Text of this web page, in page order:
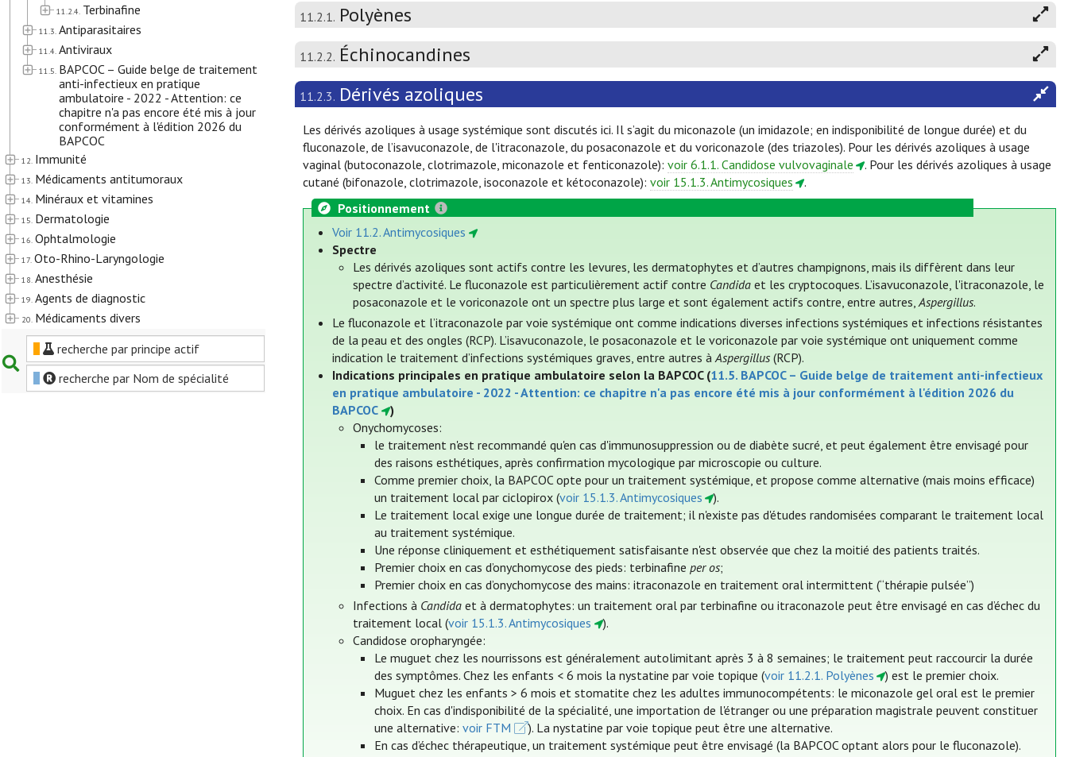
11.2.4. Terbinafine
11.3. Antiparasitaires
11.4. Antiviraux
11.5. BAPCOC – Guide belge de traitement
anti-infectieux en pratique
ambulatoire - 2022 - Attention: ce
chapitre n'a pas encore été mis à jour
conformément à l'édition 2026 du
BAPCOC
12. Immunité
13. Médicaments antitumoraux
14. Minéraux et vitamines
15. Dermatologie
16. Ophtalmologie
17. Oto-Rhino-Laryngologie
18. Anesthésie
19. Agents de diagnostic
20. Médicaments divers
recherche par principe actif
recherche par Nom de spécialité
11.2.1. Polyènes
11.2.2. Échinocandines
11.2.3. Dérivés azoliques
Les dérivés azoliques à usage systémique sont discutés ici. Il s’agit du miconazole (un imidazole; en indisponibilité de longue durée) et du
fluconazole, de l’isavuconazole, de l'itraconazole, du posaconazole et du voriconazole (des triazoles). Pour les dérivés azoliques à usage
vaginal (butoconazole, clotrimazole, miconazole et fenticonazole): voir 6.1.1. Candidose vulvovaginale
. Pour les dérivés azoliques à usage
cutané (bifonazole, clotrimazole, isoconazole et kétoconazole): voir 15.1.3. Antimycosiques
.
Positionnement
Voir 11.2. Antimycosiques
Spectre
Les dérivés azoliques sont actifs contre les levures, les dermatophytes et d’autres champignons, mais ils diffèrent dans leur
spectre d’activité. Le fluconazole est particulièrement actif contre Candida et les cryptocoques. L’isavuconazole, l'itraconazole, le
posaconazole et le voriconazole ont un spectre plus large et sont également actifs contre, entre autres,Aspergillus.
Le fluconazole et l’itraconazole par voie systémique ont comme indications diverses infections systémiques et infections résistantes
de la peau et des ongles (RCP). L’isavuconazole, le posaconazole et le voriconazole par voie systémique ont uniquement comme
indication le traitement d’infections systémiques graves, entre autres àAspergillus (RCP).
Indications principales en pratique ambulatoire selon la BAPCOC (11.5. BAPCOC – Guide belge de traitement anti-infectieux
en pratique ambulatoire - 2022 - Attention: ce chapitre n'a pas encore été mis à jour conformément à l'édition 2026 du
BAPCOC
)
Onychomycoses:
le traitement n'est recommandé qu'en cas d'immunosuppression ou de diabète sucré, et peut également être envisagé pour
des raisons esthétiques, après confirmation mycologique par microscopie ou culture.
Comme premier choix, la BAPCOC opte pour un traitement systémique, et propose comme alternative (mais moins efficace)
un traitement local par ciclopirox (voir 15.1.3. Antimycosiques
).
Le traitement local exige une longue durée de traitement; il n'existe pas d'études randomisées comparant le traitement local
au traitement systémique.
Une réponse cliniquement et esthétiquement satisfaisante n'est observée que chez la moitié des patients traités.
Premier choix en cas d’onychomycose des pieds: terbinafine per os;
Premier choix en cas d’onychomycose des mains: itraconazole en traitement oral intermittent (“thérapie pulsée”)
Infections à Candida et à dermatophytes: un traitement oral par terbinafine ou itraconazole peut être envisagé en cas d’échec du
traitement local (voir 15.1.3. Antimycosiques
).
Candidose oropharyngée:
Le muguet chez les nourrissons est généralement autolimitant après 3 à 8 semaines; le traitement peut raccourcir la durée
des symptômes. Chez les enfants < 6 mois la nystatine par voie topique (voir 11.2.1. Polyènes
) est le premier choix.
Muguet chez les enfants > 6 mois et stomatite chez les adultes immunocompétents: le miconazole gel oral est le premier
choix. En cas d'indisponibilité de la spécialité, une importation de l'étranger ou une préparation magistrale peuvent constituer
une alternative: voir FTM
). La nystatine par voie topique peut être une alternative.
En cas d’échec thérapeutique, un traitement systémique peut être envisagé (la BAPCOC optant alors pour le fluconazole).